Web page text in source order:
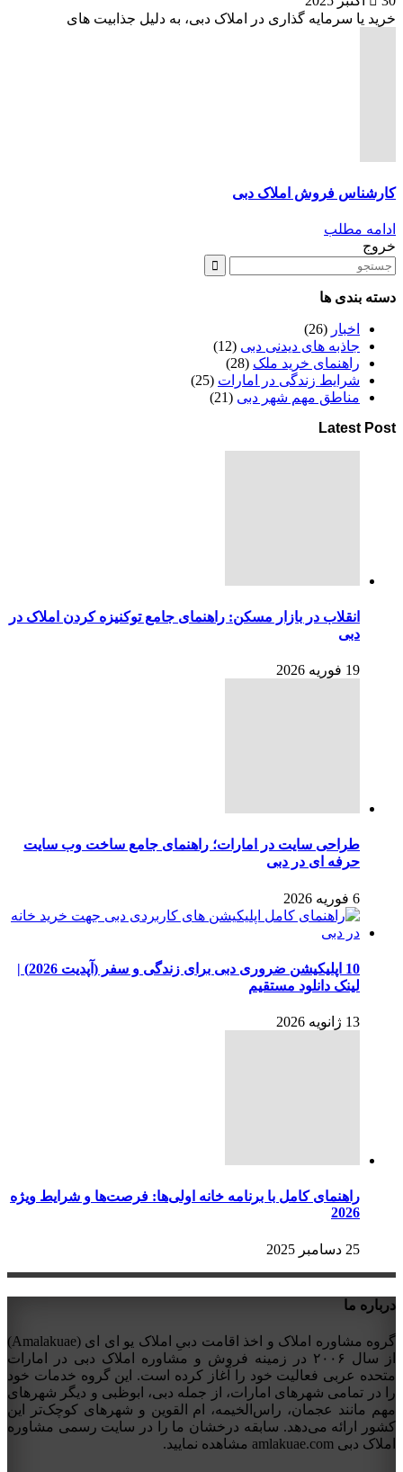
خرید یا سرمایه گذاری در املاک دبی، به دلیل جذابیت های
کارشناس فروش املاک دبی
ادامه مطلب
خروج
دسته بندی ها
اخبار (26)
جاذبه های دیدنی دبی (12)
راهنمای خرید ملک (28)
شرایط زندگی در امارات (25)
مناطق مهم شهر دبی (21)
Latest Post
انقلاب در بازار مسکن: راهنمای جامع توکنیزه کردن املاک در
دبی
19 فوریه 2026
طراحی سایت در امارات؛ راهنمای جامع ساخت وب سایت
حرفه ای در دبی
6 فوریه 2026
10 اپلیکیشن ضروری دبی برای زندگی و سفر (آپدیت 2026) |
لینک دانلود مستقیم
13 ژانویه 2026
راهنمای کامل با برنامه خانه اولی‌ها: فرصت‌ها و شرایط ویژه
2026
25 دسامبر 2025
درباره ما
گروه مشاوره املاک و اخذ اقامت دبیِ املاک یو ای ای (Amalakuae)
از سال ۲۰۰۶ در زمینه فروش و مشاوره املاک دبی در امارات
متحده عربی فعالیت خود را آغاز کرده است. این گروه خدمات خود
را در تمامی شهرهای امارات، از جمله دبی، ابوظبی و دیگر شهرهای
مهم مانند عجمان، راس‌الخیمه، ام القوین و شهرهای کوچک‌تر این
کشور ارائه می‌دهد. سابقه درخشان ما را در سایت رسمی مشاوره
املاک دبی amlakuae.com مشاهده نمایید.